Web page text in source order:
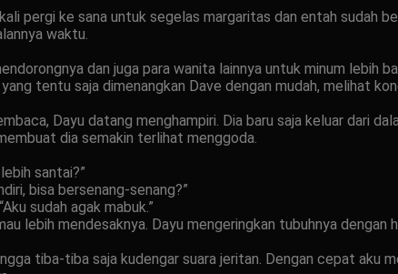
pergi ke sana untuk segelas margaritas dan entah sudah
waktu.
dan juga para wanita lainnya untuk minum
tentu saja dimenangkan Dave dengan mudah, melihat
Dayu datang menghampiri. Dia baru saja keluar dari
dia semakin terlihat menggoda.
santai?”
bisa bersenang-senang?”
sudah agak mabuk.”
lebih mendesaknya. Dayu mengeringkan tubuhnya dengan
tiba-tiba saja kudengar suara jeritan. Dengan cepat